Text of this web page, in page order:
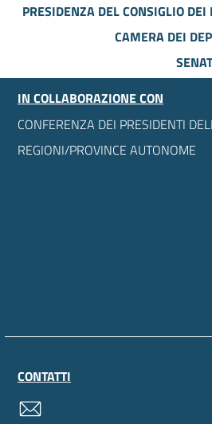
PRESIDENZA DEL CONSIGLIO
CAMERA DEI
IN COLLABORAZIONE CON
CONFERENZA DEI PRESIDENTI
REGIONI/PROVINCE AUTONOME
CONTATTI